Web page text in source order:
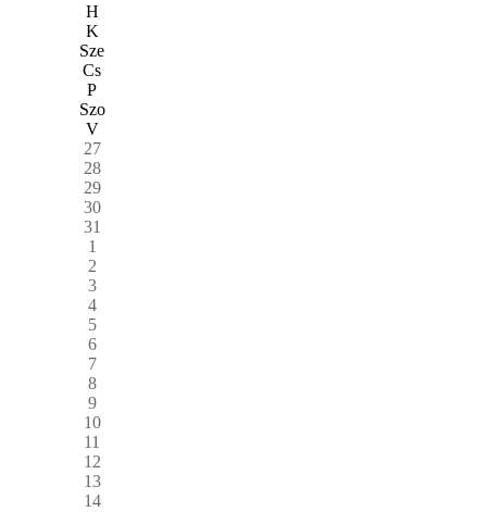
H
K
Sze
Cs
P
Szo
V
27
28
29
30
31
1
2
3
4
5
6
7
8
9
10
11
12
13
14